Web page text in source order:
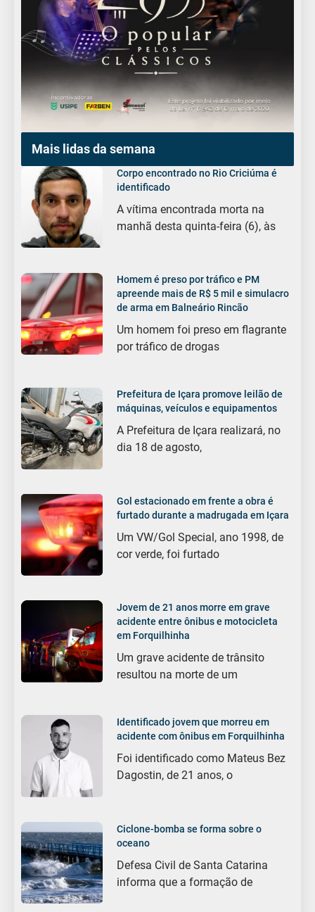
Mais lidas da semana
Corpo encontrado no Rio Criciúma é
identificado
A vítima encontrada morta na
manhã desta quinta-feira (6), às
Homem é preso por tráfico e PM
apreende mais de R$ 5 mil e simulacro
de arma em Balneário Rincão
Um homem foi preso em flagrante
por tráfico de drogas
Prefeitura de Içara promove leilão de
máquinas, veículos e equipamentos
A Prefeitura de Içara realizará, no
dia 18 de agosto,
Gol estacionado em frente a obra é
furtado durante a madrugada em Içara
Um VW/Gol Special, ano 1998, de
cor verde, foi furtado
Jovem de 21 anos morre em grave
acidente entre ônibus e motocicleta
em Forquilhinha
Um grave acidente de trânsito
resultou na morte de um
Identificado jovem que morreu em
acidente com ônibus em Forquilhinha
Foi identificado como Mateus Bez
Dagostin, de 21 anos, o
Ciclone-bomba se forma sobre o
oceano
Defesa Civil de Santa Catarina
informa que a formação de